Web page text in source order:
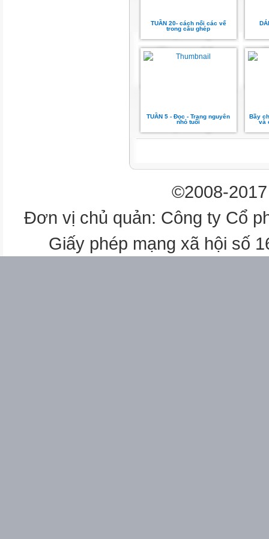
sứ
xu
M: bát sứ/ xứ sở
TUẦN 20- cách nối các vế
trong câu ghép
TUẦN 5 - Đọc - Trạng nguyên
nhỏ tuổi
Bầy
và
©2008-
Đơn vị chủ quản: Công ty Cổ
Giấy phép mạng xã hội số